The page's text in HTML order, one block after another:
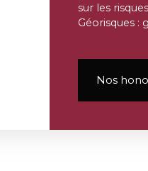
sur les
Géorisques :
Nos